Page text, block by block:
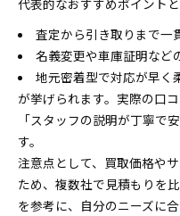
代表的なおすすめポイントと
査定から引き取りまで一
名義変更や車庫証明など
地元密着型で対応が早く
が挙げられます。実際の口
「スタッフの説明が丁寧で
す。
注意点として、買取価格や
ため、複数社で見積もりを
を参考に、自分のニーズに